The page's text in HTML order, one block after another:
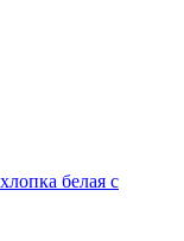
белая с